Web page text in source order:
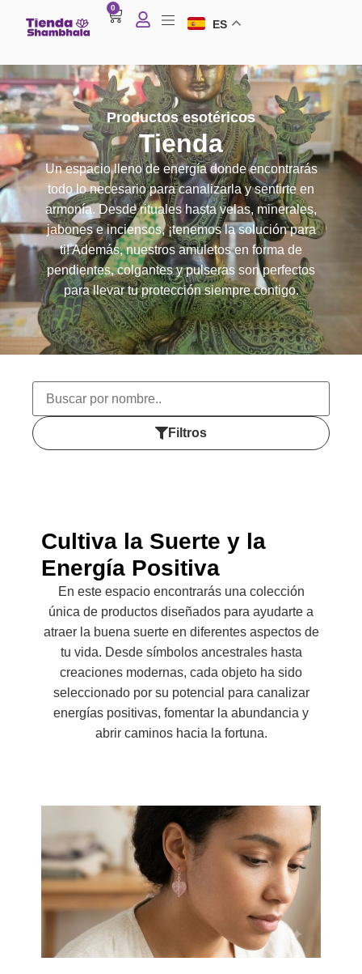
0
ES
Productos esotéricos
Tienda
Un espacio lleno de energía donde encontrarás
todo lo necesario para canalizarla y sentirte en
armonía. Desde rituales hasta velas, minerales,
jabones e inciensos, ¡tenemos la solución para
ti! Además, nuestros amuletos en forma de
pendientes, colgantes y pulseras son perfectos
para llevar tu protección siempre contigo.
Filtros
Cultiva la Suerte y la
Energía Positiva
En este espacio encontrarás una colección
única de productos diseñados para ayudarte a
atraer la buena suerte en diferentes aspectos de
tu vida. Desde símbolos ancestrales hasta
creaciones modernas, cada objeto ha sido
seleccionado por su potencial para canalizar
energías positivas, fomentar la abundancia y
abrir caminos hacia la fortuna.